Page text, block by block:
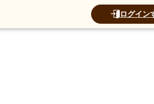
ログイン
運営法人